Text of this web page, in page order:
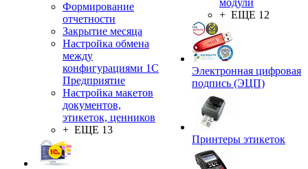
Формирование
отчетности
Закрытие месяца
Настройка обмена
между
конфигурациями 1С
Предприятие
Настройка макетов
документов,
этикеток, ценников
+ ЕЩЕ 13
модули
+ ЕЩЕ 12
Электронная цифровая
подпись (ЭЦП)
Принтеры этикеток